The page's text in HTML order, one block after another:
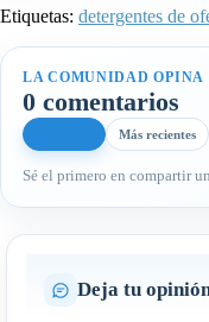
Etiquetas: detergentes de
LA COMUNIDAD OPINA
0 comentarios
Más recientes
Sé el primero en compartir
Deja tu